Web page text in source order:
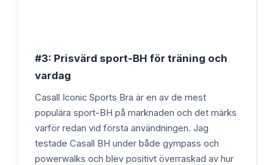
#3: Prisvärd sport-BH för träning och
vardag
Casall Iconic Sports Bra är en av de mest
populära sport-BH på marknaden och det märks
varför redan vid första användningen. Jag
testade Casall BH under både gympass och
powerwalks och blev positivt överraskad av hur